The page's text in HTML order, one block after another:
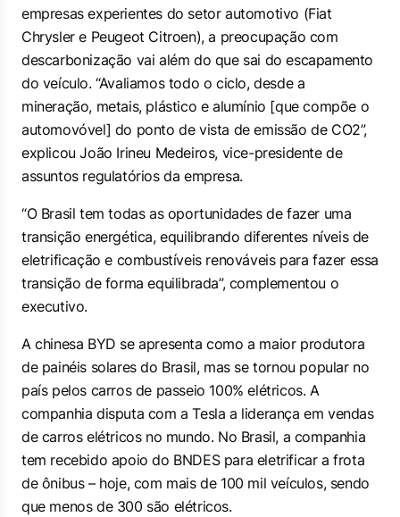
empresas experientes do setor automotivo (Fiat
Chrysler e Peugeot Citroen), a preocupação com
descarbonização vai além do que sai do escapamento
do veículo. “Avaliamos todo o ciclo, desde a
mineração, metais, plástico e alumínio [que compõe o
automovóvel] do ponto de vista de emissão de CO2”,
explicou João Irineu Medeiros, vice-presidente de
assuntos regulatórios da empresa.
“O Brasil tem todas as oportunidades de fazer uma
transição energética, equilibrando diferentes níveis de
eletrificação e combustíveis renováveis para fazer essa
transição de forma equilibrada”, complementou o
executivo.
A chinesa BYD se apresenta como a maior produtora
de painéis solares do Brasil, mas se tornou popular no
país pelos carros de passeio 100% elétricos. A
companhia disputa com a Tesla a liderança em vendas
de carros elétricos no mundo. No Brasil, a companhia
tem recebido apoio do BNDES para eletrificar a frota
de ônibus – hoje, com mais de 100 mil veículos, sendo
que menos de 300 são elétricos.